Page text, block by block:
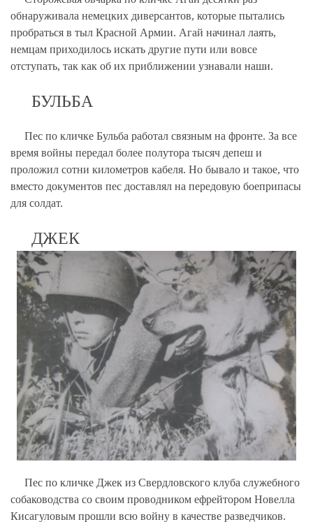
обнаруживала немецких диверсантов, которые пытались
пробраться в тыл Красной Армии. Агай начинал лаять,
немцам приходилось искать другие пути или вовсе
отступать, так как об их приближении узнавали наши.
БУЛЬБА
Пес по кличке Бульба работал связным на фронте. За все
время войны передал более полутора тысяч депеш и
проложил сотни километров кабеля. Но бывало и такое, что
вместо документов пес доставлял на передовую боеприпасы
для солдат.
ДЖЕК
Пес по кличке Джек из Свердловского клуба служебного
собаководства со своим проводником ефрейтором Новелла
Кисагуловым прошли всю войну в качестве разведчиков.